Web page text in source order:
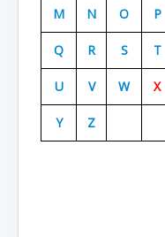
Doctrines
Batailles
Les As
Cahiers des As
M N O P
Q R S T
U V W X
Y Z